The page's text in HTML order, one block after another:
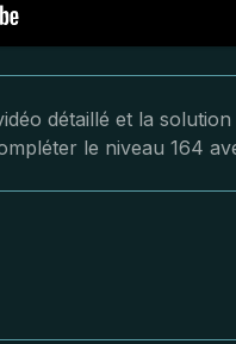
détaillé et la
le niveau 164